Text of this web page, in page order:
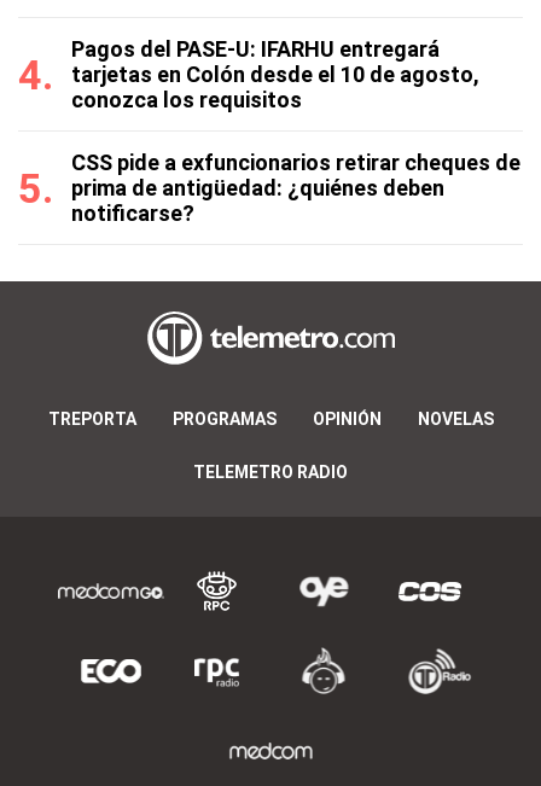
Pagos del PASE-U: IFARHU entregará
tarjetas en Colón desde el 10 de agosto,
conozca los requisitos
CSS pide a exfuncionarios retirar cheques de
prima de antigüedad: ¿quiénes deben
notificarse?
TREPORTA PROGRAMAS OPINIÓN NOVELAS
TELEMETRO RADIO